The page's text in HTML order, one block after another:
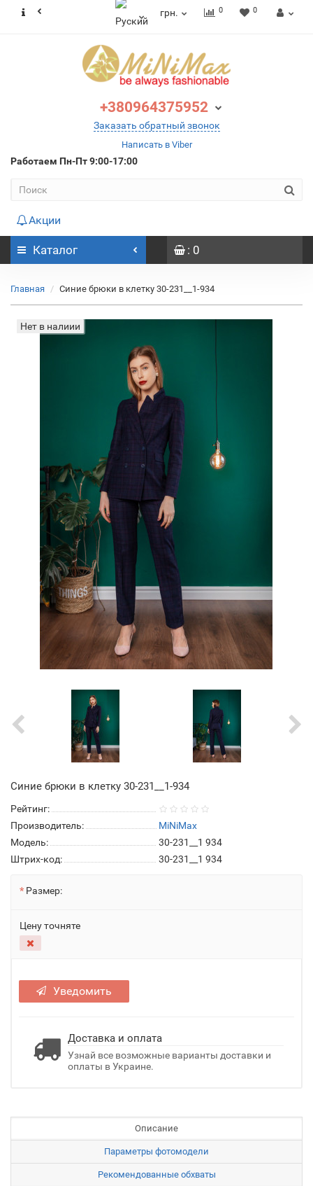
грн. 0 0
+380964375952
Заказать обратный звонок
Написать в Viber
Работаем Пн-Пт 9:00-17:00
Акции
Каталог : 0
Главная Синие брюки в клетку 30-231__1-934
Нет в налиии
Синие брюки в клетку 30-231__1-934
Рейтинг:
Производитель:
MiNiMax
Модель:
30-231__1 934
Штрих-код:
30-231__1 934
Размер:
Цену точняте
Уведомить
Доставка и оплата
Узнай все возможные варианты доставки и
оплаты в Украине.
Описание
Параметры фотомодели
Рекомендованные обхваты